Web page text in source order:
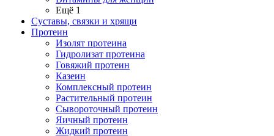
Ещё 1
Суставы, связки и хрящи
Протеин
Изолят протеина
Гидролизат протеина
Говяжий протеин
Казеин
Комплексный протеин
Растительный протеин
Сывороточный протеин
Яичный протеин
Жидкий протеин